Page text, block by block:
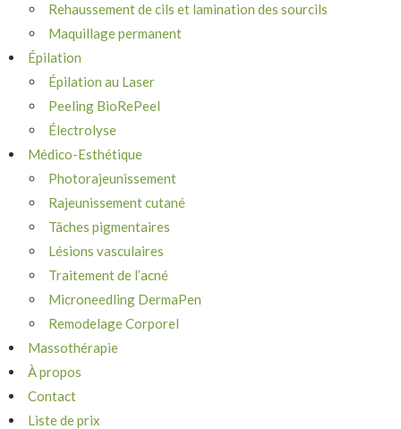
Rehaussement de cils et lamination des sourcils
Maquillage permanent
Épilation
Épilation au Laser
Peeling BioRePeel
Électrolyse
Médico-Esthétique
Photorajeunissement
Rajeunissement cutané
Tâches pigmentaires
Lésions vasculaires
Traitement de l’acné
Microneedling DermaPen
Remodelage Corporel
Massothérapie
À propos
Contact
Liste de prix